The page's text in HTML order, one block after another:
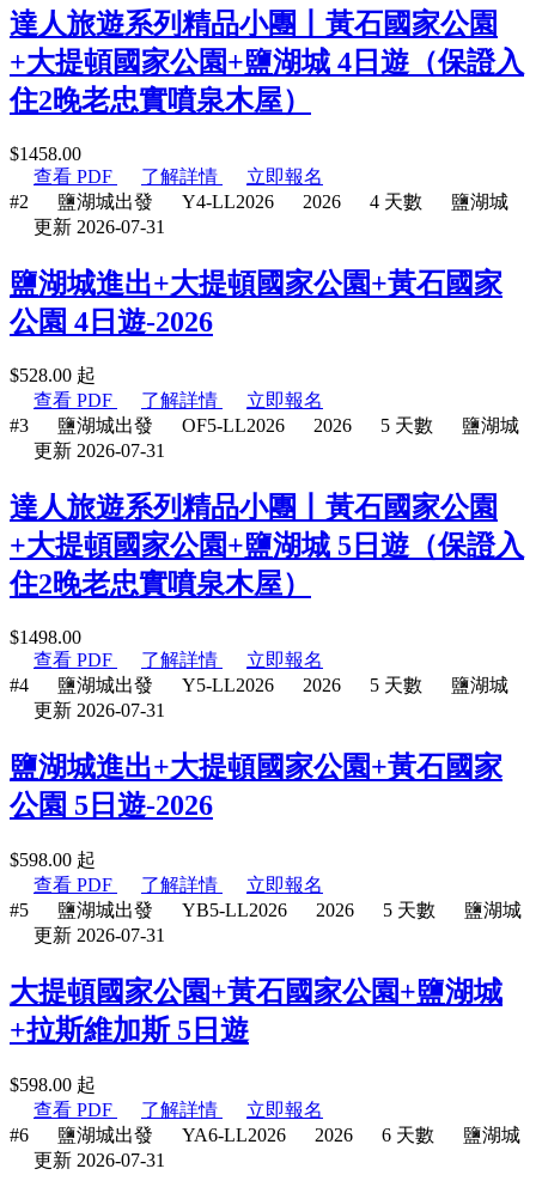
達人旅遊系列精品小團丨黃石國家公園
+大提頓國家公園+鹽湖城 4日遊（保證入
住2晚老忠實噴泉木屋）
$1458.00
查看 PDF
了解詳情
立即報名
#2
鹽湖城出發 Y4-LL2026 2026 4 天數
鹽湖城
更新 2026-07-31
鹽湖城進出+大提頓國家公園+黃石國家
公園 4日遊-2026
$528.00 起
查看 PDF
了解詳情
立即報名
#3
鹽湖城出發 OF5-LL2026 2026 5 天數
鹽湖城
更新 2026-07-31
達人旅遊系列精品小團丨黃石國家公園
+大提頓國家公園+鹽湖城 5日遊（保證入
住2晚老忠實噴泉木屋）
$1498.00
查看 PDF
了解詳情
立即報名
#4
鹽湖城出發 Y5-LL2026 2026 5 天數
鹽湖城
更新 2026-07-31
鹽湖城進出+大提頓國家公園+黃石國家
公園 5日遊-2026
$598.00 起
查看 PDF
了解詳情
立即報名
#5
鹽湖城出發 YB5-LL2026 2026 5 天數
鹽湖城
更新 2026-07-31
大提頓國家公園+黃石國家公園+鹽湖城
+拉斯維加斯 5日遊
$598.00 起
查看 PDF
了解詳情
立即報名
#6
鹽湖城出發 YA6-LL2026 2026 6 天數
鹽湖城
更新 2026-07-31